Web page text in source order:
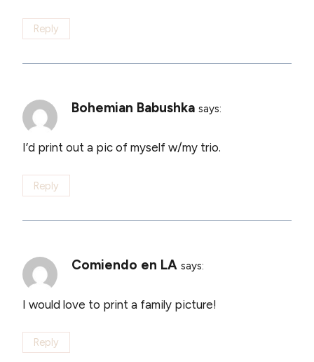
Reply
Bohemian Babushka says:
I’d print out a pic of myself w/my trio.
Reply
Comiendo en LA says:
I would love to print a family picture!
Reply